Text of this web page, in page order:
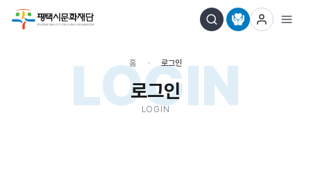
LOGIN
홈 로그인
로그인
LOGIN